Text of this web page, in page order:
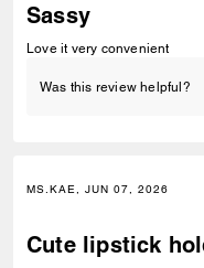
Sassy
Love it very convenient
Was this review helpful?
MS.KAE, JUN 07, 2026
Cute lipstick